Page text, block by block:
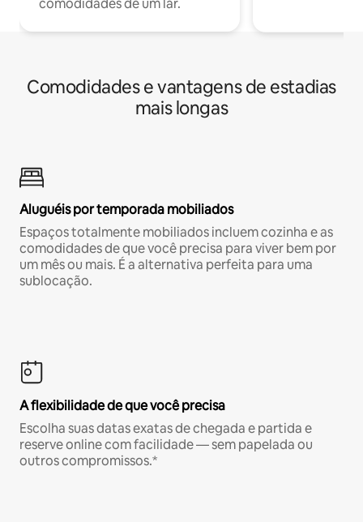
comodidades de um lar.
Comodidades e vantagens de estadias
mais longas
Aluguéis por temporada mobiliados
Espaços totalmente mobiliados incluem cozinha e as
comodidades de que você precisa para viver bem por
um mês ou mais. É a alternativa perfeita para uma
sublocação.
A flexibilidade de que você precisa
Escolha suas datas exatas de chegada e partida e
reserve online com facilidade — sem papelada ou
outros compromissos.*